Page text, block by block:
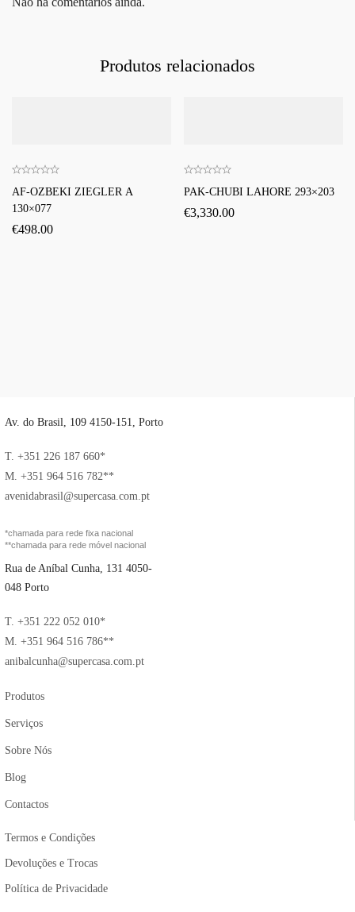
Produtos relacionados
AF-OZBEKI ZIEGLER A
130×077
€498.00
PAK-CHUBI LAHORE 293×203
€3,330.00
Av. do Brasil, 109 4150-151, Porto
T. +351 226 187 660*
M. +351 964 516 782**
avenidabrasil@supercasa.com.pt
*chamada para rede fixa nacional
**chamada para rede móvel nacional
Rua de Aníbal Cunha, 131 4050-
048 Porto
T. +351 222 052 010*
M. +351 964 516 786**
anibalcunha@supercasa.com.pt
Produtos
Serviços
Sobre Nós
Blog
Contactos
Termos e Condições
Devoluções e Trocas
Política de Privacidade